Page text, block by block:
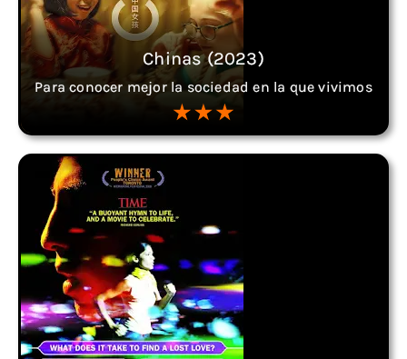
Chinas (2023)
Para conocer mejor la sociedad en la que vivimos